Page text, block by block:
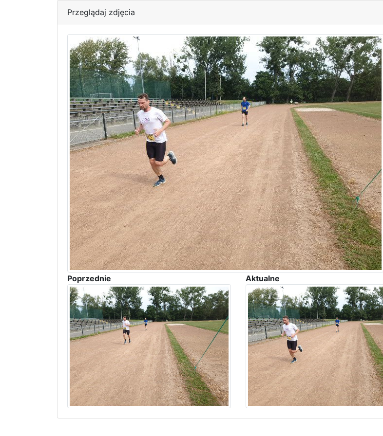
Przeglądaj zdjęcia
Poprzednie Aktualne